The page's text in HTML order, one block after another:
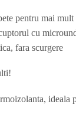
pentru mai
cu
fara scurgere
ideala